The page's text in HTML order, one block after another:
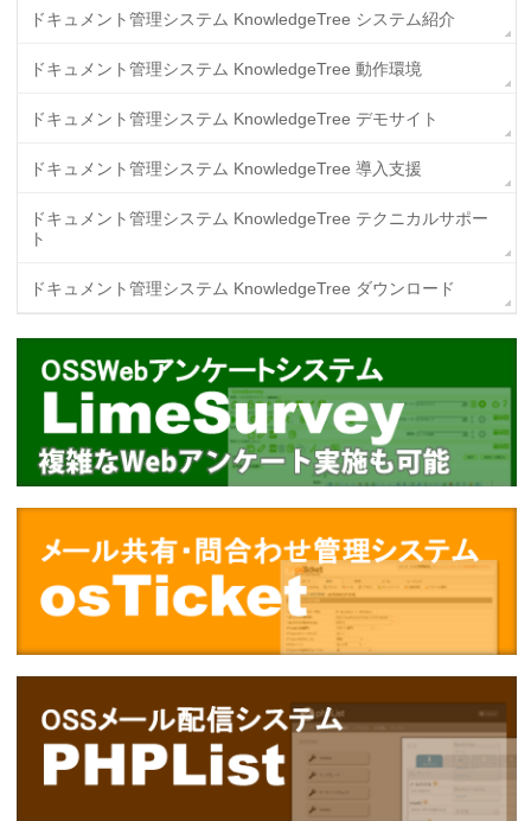
ドキュメント管理システム KnowledgeTree システム紹介
ドキュメント管理システム KnowledgeTree 動作環境
ドキュメント管理システム KnowledgeTree デモサイト
ドキュメント管理システム KnowledgeTree 導入支援
ドキュメント管理システム KnowledgeTree テクニカルサポー
ト
ドキュメント管理システム KnowledgeTree ダウンロード